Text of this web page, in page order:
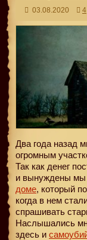
03.08.2020 4
Два года назад
огромным
Так как денег
и вынуждены мы
доме, который
когда в нем
спрашивать
Наслышались
здесь и